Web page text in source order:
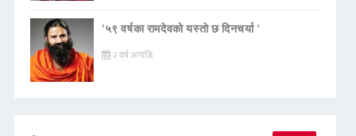
‘५९ वर्षका रामदेवकाे यस्ताे छ दिनचर्या ’
२ वर्ष अगाडि